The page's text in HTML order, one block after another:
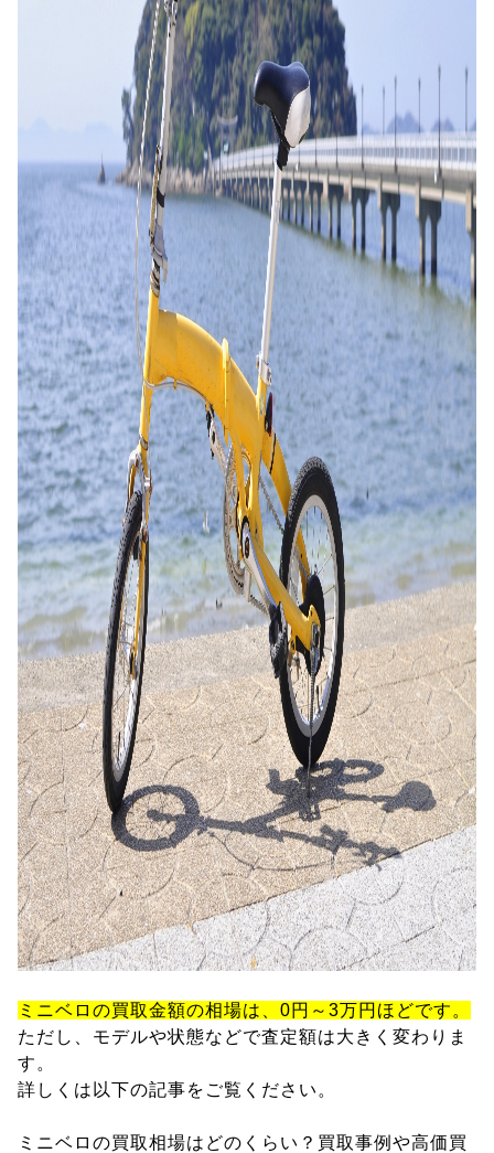
ミニベロの買取金額の相場は、0円～3万円ほどです。
ただし、モデルや状態などで査定額は大きく変わりま
す。
詳しくは以下の記事をご覧ください。
ミニベロの買取相場はどのくらい？買取事例や高価買